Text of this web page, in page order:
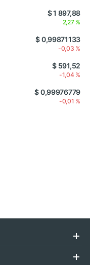
$ 1 897,88
2,27 %
$ 0,99871133
-0,03 %
$ 591,52
-1,04 %
$ 0,99976779
-0,01 %